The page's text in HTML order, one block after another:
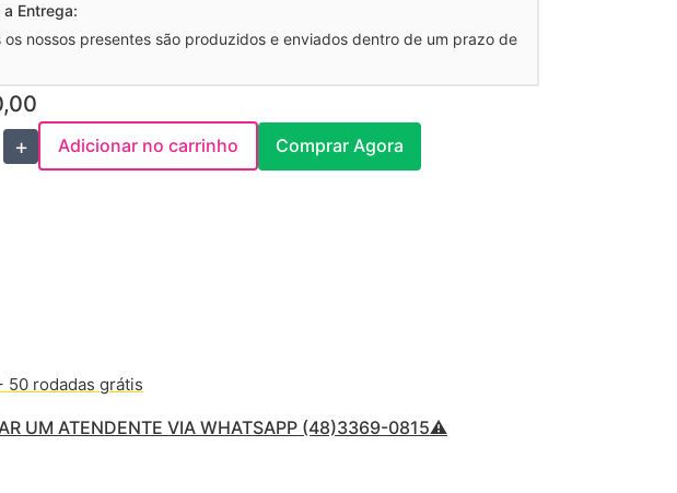
a Entrega:
os nossos presentes são produzidos e enviados dentro de um prazo de
+ Adicionar no carrinho Comprar Agora
50 rodadas grátis
UM ATENDENTE VIA WHATSAPP (48)3369-0815⚠️